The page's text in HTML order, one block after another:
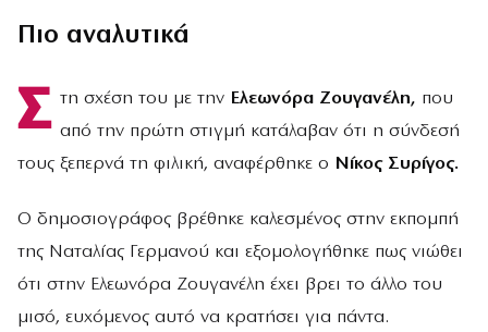
Πιο αναλυτικά
Σ τη σχέση του με την Ελεωνόρα Ζουγανέλη, που
από την πρώτη στιγμή κατάλαβαν ότι η σύνδεσή
τους ξεπερνά τη φιλική, αναφέρθηκε ο Νίκος Συρίγος.
Ο δημοσιογράφος βρέθηκε καλεσμένος στην εκπομπή
της Ναταλίας Γερμανού και εξομολογήθηκε πως νιώθει
ότι στην Ελεωνόρα Ζουγανέλη έχει βρει το άλλο του
μισό, ευχόμενος αυτό να κρατήσει για πάντα.